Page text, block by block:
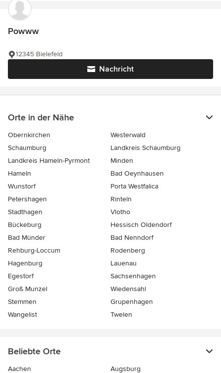
Powww
Nachricht
12345 Bielefeld
Orte in der Nähe
Obernkirchen
Westerwald
Schaumburg
Landkreis Schaumburg
Landkreis Hameln-Pyrmont
Minden
Hameln
Bad Oeynhausen
Wunstorf
Porta Westfalica
Petershagen
Rinteln
Stadthagen
Vlotho
Bückeburg
Hessisch Oldendorf
Bad Münder
Bad Nenndorf
Rehburg-Loccum
Rodenberg
Hagenburg
Lauenau
Egestorf
Sachsenhagen
Groß Munzel
Wiedensahl
Stemmen
Grupenhagen
Wangelist
Twelen
Beliebte Orte
Aachen Augsburg